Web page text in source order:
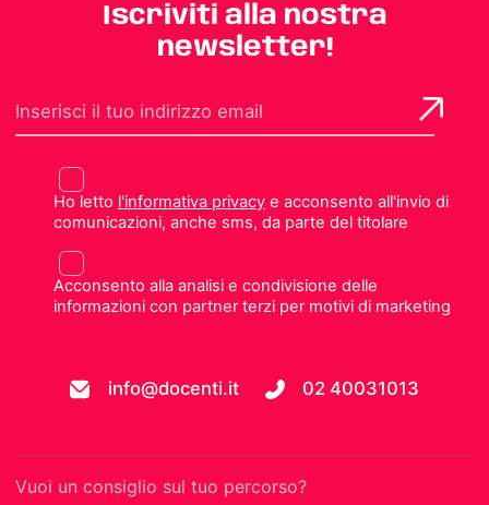
Iscriviti alla nostra
newsletter!
Ho letto l'informativa privacye acconsento all'invio di
comunicazioni, anche sms, da parte del titolare
Acconsento alla analisi e condivisione delle
informazioni con partner terzi per motivi di marketing
info@docenti.it 02 40031013
Vuoi un consiglio sul tuo percorso?